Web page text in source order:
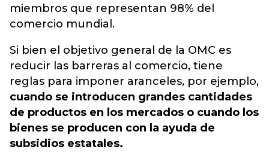
miembros que representan 98% del
comercio mundial.
Si bien el objetivo general de la OMC es
reducir las barreras al comercio, tiene
reglas para imponer aranceles, por ejemplo,
cuando se introducen grandes cantidades
de productos en los mercados o cuando los
bienes se producen con la ayuda de
subsidios estatales.